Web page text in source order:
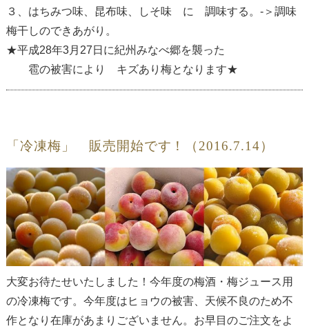
３、はちみつ味、昆布味、しそ味 に 調味する。-＞調味
梅干しのできあがり。
★平成28年3月27日に紀州みなべ郷を襲った
雹の被害により キズあり梅となります★
「冷凍梅」 販売開始です！（2016.7.14）
大変お待たせいたしました！今年度の梅酒・梅ジュース用
の冷凍梅です。今年度はヒョウの被害、天候不良のため不
作となり在庫があまりございません。お早目のご注文をよ